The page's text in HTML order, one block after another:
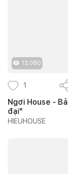
13.080
1
Ngơi House -
đại"
HIEUHOUSE